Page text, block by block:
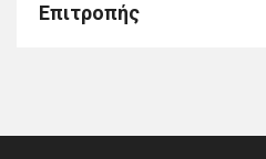
Επιτροπής